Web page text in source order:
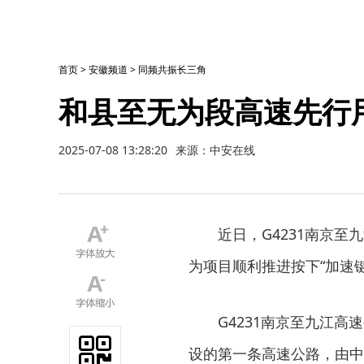
首页>安徽频道 > 同频共振长三角
和县至无为段高速先行
2025-07-08 13:28:20 来源：中安在线
近日，G4231南京至
为项目顺利推进按下“加速
G4231南京至九江高
设的第一条高速公路，由